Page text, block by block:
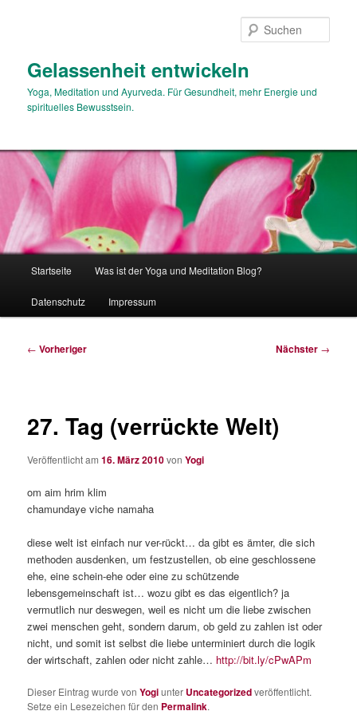
Gelassenheit entwickeln
Yoga, Meditation und Ayurveda. Für Gesundheit, mehr Energie und
spirituelles Bewusstsein.
Startseite Was ist der Yoga und Meditation Blog?
Datenschutz Impressum
Beitragsnavigation
← Vorheriger Nächster →
27. Tag (verrückte Welt)
Veröffentlicht am16. März 2010vonYogi
om aim hrim klim
chamundaye viche namaha
diese welt ist einfach nur ver-rückt… da gibt es ämter, die sich
methoden ausdenken, um festzustellen, ob eine geschlossene
ehe, eine schein-ehe oder eine zu schützende
lebensgemeinschaft ist… wozu gibt es das eigentlich? ja
vermutlich nur deswegen, weil es nicht um die liebe zwischen
zwei menschen geht, sondern darum, ob geld zu zahlen ist oder
nicht, und somit ist selbst die liebe unterminiert durch die logik
der wirtschaft, zahlen oder nicht zahle… http://bit.ly/cPwAPm
Dieser Eintrag wurde vonYogiunter Uncategorizedveröffentlicht.
Setze ein Lesezeichen für den Permalink.